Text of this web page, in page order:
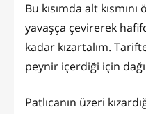
Bu kısımda alt
yavaşça çevirerek
kadar kızartalım.
peynir içerdiği için
Patlıcanın üzeri